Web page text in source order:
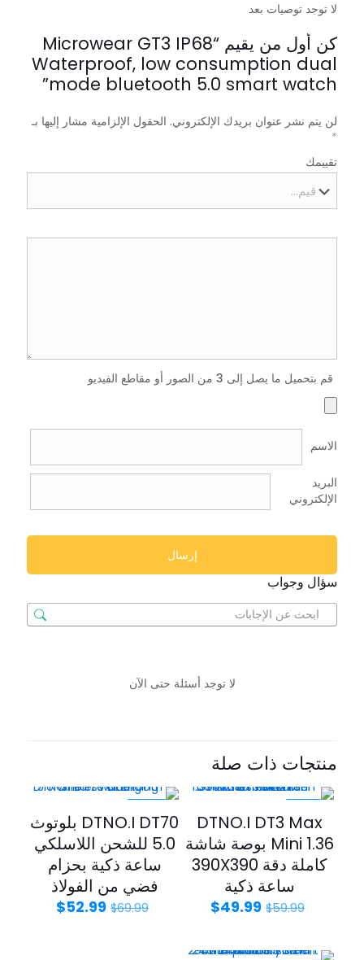
لا توجد توصيات بعد
كن أول من يقيم “Microwear GT3 IP68
Waterproof, low consumption dual
mode bluetooth 5.0 smart watch”
لن يتم نشر عنوان بريدك الإلكتروني. الحقول الإلزامية مشار إليها بـ
*
تقييمك
قم بتحميل ما يصل إلى 3 من الصور أو مقاطع الفيديو
الاسم
البريد
الإلكتروني
سؤال وجواب
لا توجد أسئلة حتى الآن
منتجات ذات صلة
DTNO.I DT3 Max
Mini 1.36 بوصة شاشة
كاملة دقة 390X390
ساعة ذكية
$59.99
$49.99
DTNO.I DT70 بلوتوث
5.0 للشحن اللاسلكي
ساعة ذكية بحزام
فضي من الفولاذ
$69.99
$52.99